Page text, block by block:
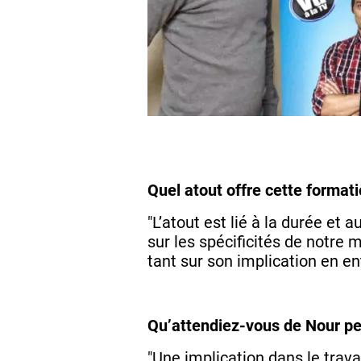
Quel atout offre cette
"L’atout est lié à la durée et
sur les spécificités de notre
tant sur son implication en
Qu’attendiez-vous de Nour